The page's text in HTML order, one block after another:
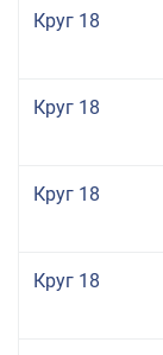
Круг 18
Круг 18
Круг 18
Круг 18